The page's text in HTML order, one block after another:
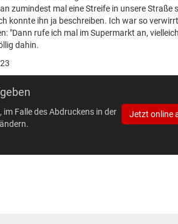
zumindest mal eine Streife in unsere Straße
konnte ihn ja beschreiben. Ich war so
"Dann rufe ich mal im Supermarkt an,
dahin.
Falle des Abdruckens in der
Jetzt online